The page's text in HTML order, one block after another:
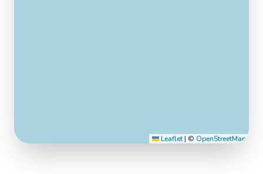
Leaflet| © OpenStreetMap